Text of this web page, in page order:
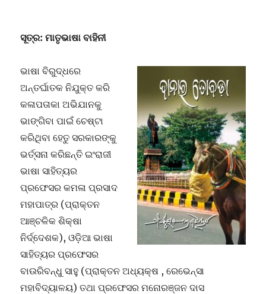
ସୂତ୍ର: ମାତୃଭାଷା ବାହିନୀ
ଭାଷା ବିରୁଦ୍ଧରେ
ଅନ୍ତର୍ଘାତକ ନିଯୁକ୍ତ କରି
କଳାପତାକା ଅଭିଯାନକୁ
ଭାଙ୍ଗିବା ପାଇଁ ଚେଷ୍ଟା
କରିଥିବା ହେତୁ ସରକାରଙ୍କୁ
ଭର୍ତ୍ସନା କରିଛନ୍ତି ଇଂରାଜୀ
ଭାଷା ସାହିତ୍ୟର
ପ୍ରଫେସର କମଳା ପ୍ରସାଦ
ମହାପାତ୍ର (ପ୍ରାକ୍ତନ
ଆଞ୍ଚଳିକ ଶିକ୍ଷା
ନିର୍ଦ୍ଦେଶକ), ଓଡ଼ିଆ ଭାଷା
ସାହିତ୍ୟର ପ୍ରଫେସର
ବାଉରିବନ୍ଧୁ ସାହୁ (ପ୍ରାକ୍ତନ ଅଧ୍ୟକ୍ଷ , ରେଭେନ୍ସା
ମହାବିଦ୍ୟାଳୟ) ତଥା ପ୍ରଫେସର ମନୋରଞ୍ଜନ ଦାସ